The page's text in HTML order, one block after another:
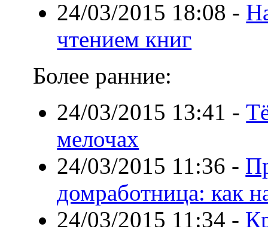
24/03/2015 18:08 -
чтением книг
Более ранние:
24/03/2015 13:41 -
мелочах
24/03/2015 11:36 -
домработница: как
24/03/2015 11:34 -